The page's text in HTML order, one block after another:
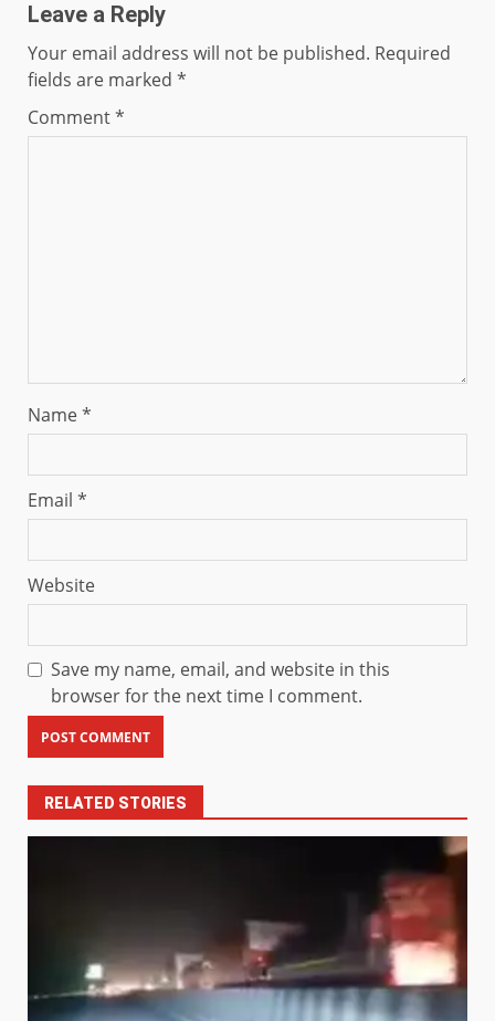
Leave a Reply
Your email address will not be published. Required
fields are marked *
Comment*
Name*
Email *
Website
Save my name, email, and website in this
browser for the next time I comment.
RELATED STORIES